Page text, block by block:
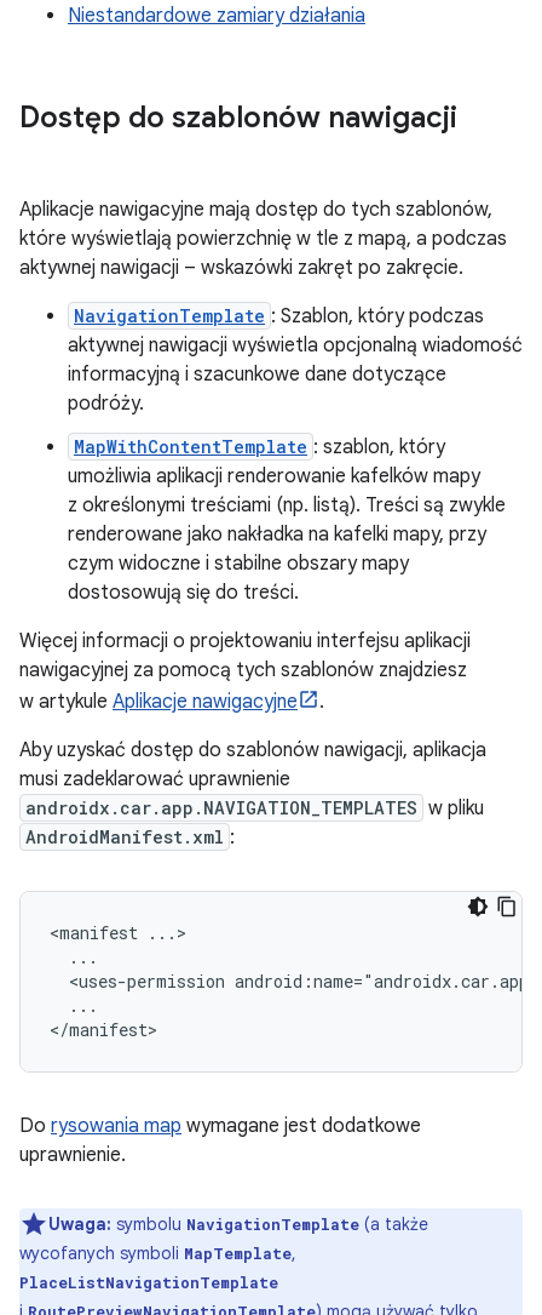
Niestandardowe zamiary działania
Dostęp do szablonów nawigacji
Aplikacje nawigacyjne mają dostęp do tych szablonów,
które wyświetlają powierzchnię w tle z mapą, a podczas
aktywnej nawigacji – wskazówki zakręt po zakręcie.
NavigationTemplate : Szablon, który podczas
aktywnej nawigacji wyświetla opcjonalną wiadomość
informacyjną i szacunkowe dane dotyczące
podróży.
MapWithContentTemplate : szablon, który
umożliwia aplikacji renderowanie kafelków mapy
z określonymi treściami (np. listą). Treści są zwykle
renderowane jako nakładka na kafelki mapy, przy
czym widoczne i stabilne obszary mapy
dostosowują się do treści.
Więcej informacji o projektowaniu interfejsu aplikacji
nawigacyjnej za pomocą tych szablonów znajdziesz
w artykule Aplikacje nawigacyjne
.
Aby uzyskać dostęp do szablonów nawigacji, aplikacja
musi zadeklarować uprawnienie
androidx.car.app.NAVIGATION_TEMPLATES w pliku
AndroidManifest.xml :
<manifest
<uses-permission
...
Do rysowania map wymagane jest dodatkowe
uprawnienie.
Uwaga: symbolu NavigationTemplate (a także
wycofanych symboli MapTemplate,
PlaceListNavigationTemplate